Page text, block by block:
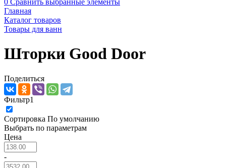
0 Сравнить выбранные элементы
Главная
Каталог товаров
Товары для ванн
Шторки Good Door
Поделиться
Фильтр1
Сортировка По умолчанию
Выбрать по параметрам
Цена
-